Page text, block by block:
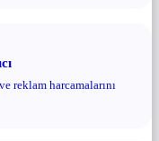
reklam harcamalarını